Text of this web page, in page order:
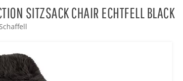
SITZSACK CHAIR ECHTFELL BLACK